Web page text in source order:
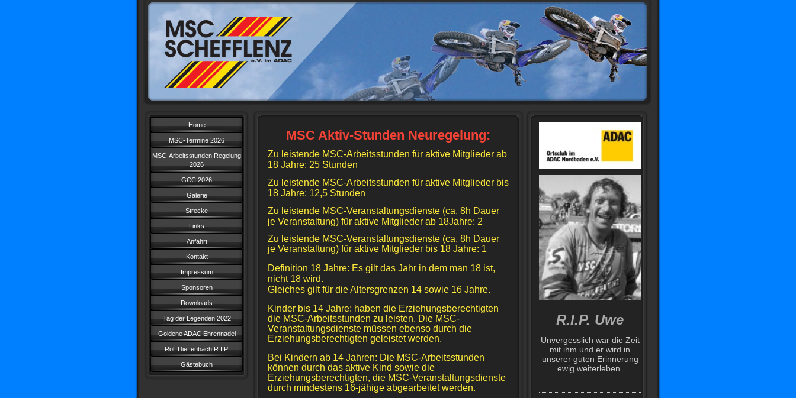
Home
MSC-Termine 2026
MSC-Arbeitsstunden Regelung
2026
GCC 2026
Galerie
Strecke
Links
Anfahrt
Kontakt
Impressum
Sponsoren
Downloads
Tag der Legenden 2022
Goldene ADAC Ehrennadel
Rolf Dieffenbach R.I.P.
Gästebuch
MSC Aktiv-Stunden Neuregelung:
Zu leistende MSC-Arbeitsstunden für aktive Mitglieder ab
18 Jahre: 25 Stunden
Zu leistende MSC-Arbeitsstunden für aktive Mitglieder bis
18 Jahre: 12,5 Stunden
Zu leistende MSC-Veranstaltungsdienste (ca. 8h Dauer
je Veranstaltung) für aktive Mitglieder ab 18Jahre: 2
Zu leistende MSC-Veranstaltungsdienste (ca. 8h Dauer
je Veranstaltung) für aktive Mitglieder bis 18 Jahre: 1
Definition 18 Jahre: Es gilt das Jahr in dem man 18 ist,
nicht 18 wird.
Gleiches gilt für die Altersgrenzen 14 sowie 16 Jahre.
Kinder bis 14 Jahre: haben die Erziehungsberechtigten
die MSC-Arbeitsstunden zu leisten. Die MSC-
Veranstaltungsdienste müssen ebenso durch die
Erziehungsberechtigten geleistet werden.
Bei Kindern ab 14 Jahren: Die MSC-Arbeitsstunden
können durch das aktive Kind sowie die
Erziehungsberechtigten, die MSC-Veranstaltungsdienste
durch mindestens 16-jähige abgearbeitet werden.
R.I.P. Uwe
Unvergesslich war die Zeit
mit ihm und er wird in
unserer guten Erinnerung
ewig weiterleben.